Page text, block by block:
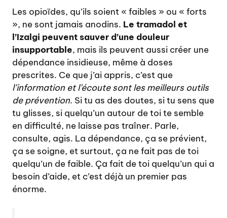
Les opioïdes, qu’ils soient « faibles » ou « forts
», ne sont jamais anodins. Le tramadol et
l’Izalgi peuvent sauver d’une douleur
insupportable, mais ils peuvent aussi créer une
dépendance insidieuse, même à doses
prescrites. Ce que j’ai appris, c’est que
l’information et l’écoute sont les meilleurs outils
de prévention. Si tu as des doutes, si tu sens que
tu glisses, si quelqu’un autour de toi te semble
en difficulté, ne laisse pas traîner. Parle,
consulte, agis. La dépendance, ça se prévient,
ça se soigne, et surtout, ça ne fait pas de toi
quelqu’un de faible. Ça fait de toi quelqu’un qui a
besoin d’aide, et c’est déjà un premier pas
énorme.